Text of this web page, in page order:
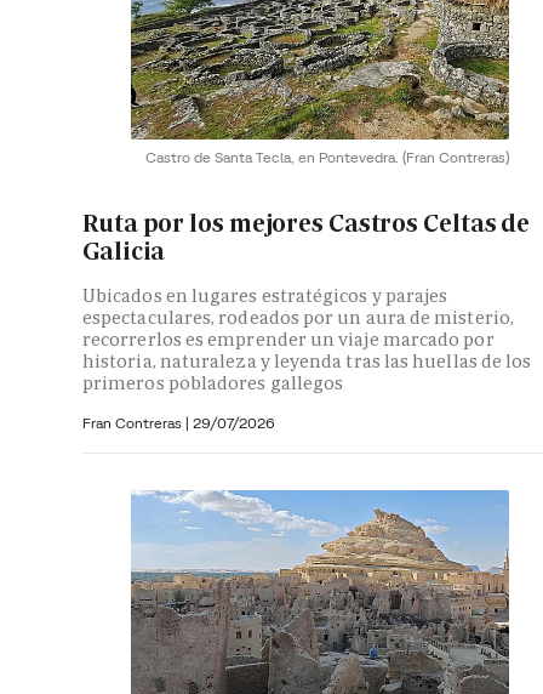
Castro de Santa Tecla, en Pontevedra. (Fran Contreras)
Ruta por los mejores Castros Celtas de
Galicia
Ubicados en lugares estratégicos y parajes
espectaculares, rodeados por un aura de misterio,
recorrerlos es emprender un viaje marcado por
historia, naturaleza y leyenda tras las huellas de los
primeros pobladores gallegos
Fran Contreras | 29/07/2026